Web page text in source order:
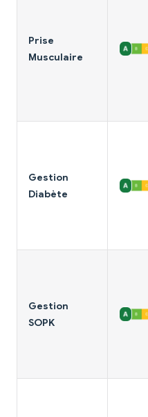
Prise
Musculaire
Gestion
Diabète
Gestion
SOPK